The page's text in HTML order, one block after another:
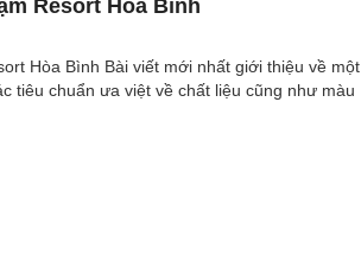
Resort Hòa Bình
Hòa Bình Bài viết mới nhất giới thiệu về một
tiêu chuẩn ưa việt về chất liệu cũng như màu